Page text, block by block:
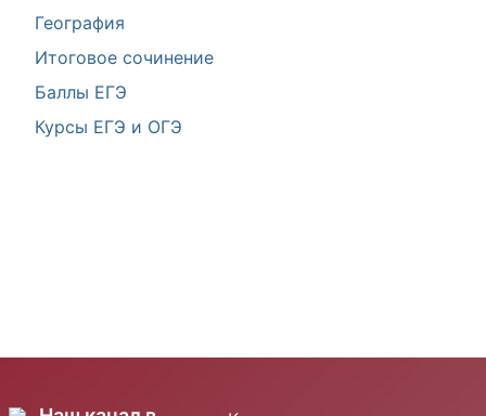
География
Итоговое сочинение
Баллы ЕГЭ
Курсы ЕГЭ и ОГЭ